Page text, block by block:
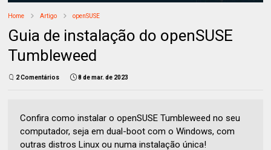
Home Artigo openSUSE
Guia de instalação do openSUSE
Tumbleweed
2 Comentários 8 de mar. de 2023
Confira como instalar o openSUSE Tumbleweed no seu
computador, seja em dual-boot com o Windows, com
outras distros Linux ou numa instalação única!